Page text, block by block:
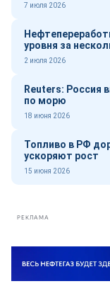
7 июля 2026
уровня за
2 июля 2026
Reuters: Россия
по морю
18 июня 2026
Топливо в РФ
ускоряют рост
15 июня 2026
РЕКЛАМА